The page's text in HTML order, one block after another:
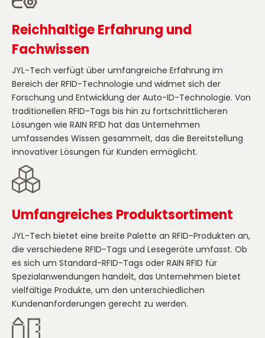
Reichhaltige Erfahrung und
Fachwissen
JYL-Tech verfügt über umfangreiche Erfahrung im
Bereich der RFID-Technologie und widmet sich der
Forschung und Entwicklung der Auto-ID-Technologie. Von
traditionellen RFID-Tags bis hin zu fortschrittlicheren
Lösungen wie RAIN RFID hat das Unternehmen
umfassendes Wissen gesammelt, das die Bereitstellung
innovativer Lösungen für Kunden ermöglicht.
Umfangreiches Produktsortiment
JYL-Tech bietet eine breite Palette an RFID-Produkten an,
die verschiedene RFID-Tags und Lesegeräte umfasst. Ob
es sich um Standard-RFID-Tags oder RAIN RFID für
Spezialanwendungen handelt, das Unternehmen bietet
vielfältige Produkte, um den unterschiedlichen
Kundenanforderungen gerecht zu werden.